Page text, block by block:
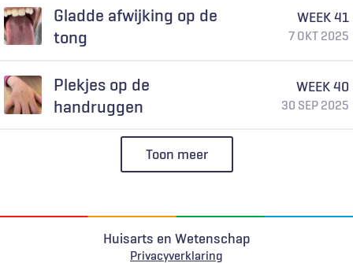
Gladde afwijking op de
tong
WEEK 41
7 OKT 2025
Plekjes op de
handruggen
WEEK 40
30 SEP 2025
Toon meer
Huisarts en Wetenschap
Privacyverklaring